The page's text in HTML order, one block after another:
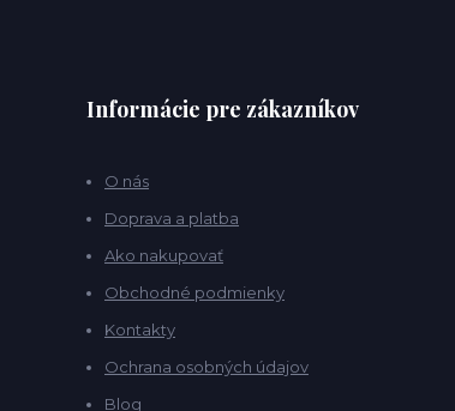
Informácie pre zákazníkov
O nás
Doprava a platba
Ako nakupovať
Obchodné podmienky
Kontakty
Ochrana osobných údajov
Blog